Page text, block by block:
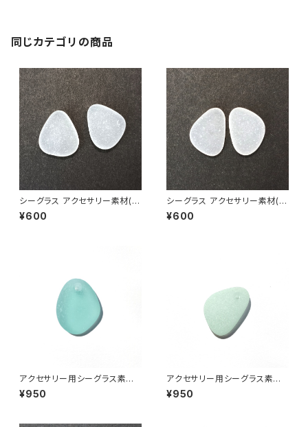
同じカテゴリの商品
シーグラス アクセサリー素材(ピ
アス用) ASP-1
¥600
シーグラス アクセサリー素材(ピ
アス用) ASP-2
¥600
アクセサリー用シーグラス素材
(水色系) AS-20
¥950
アクセサリー用シーグラス素材
(アップルグリーン) AS-19
¥950